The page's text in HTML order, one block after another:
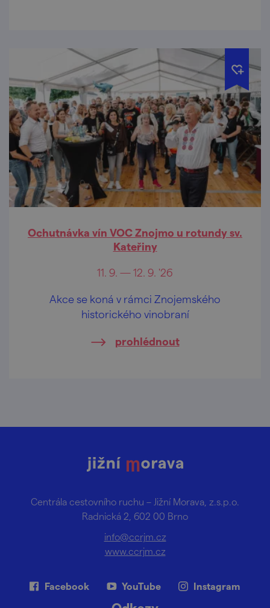
Ochutnávka vín VOC Znojmo u rotundy sv.
Kateřiny
11. 9. — 12. 9. '26
Akce se koná v rámci Znojemského
historického vinobraní
prohlédnout
Centrála cestovního ruchu – Jižní Morava, z.s.p.o.
Radnická 2, 602 00 Brno
info@ccrjm.cz
www.ccrjm.cz
Facebook YouTube Instagram